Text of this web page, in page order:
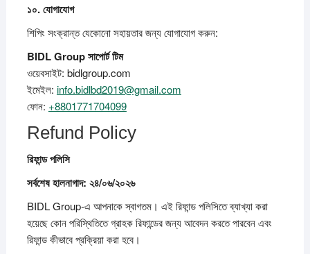
১০.যোগাযোগ
শিপিং সংক্রান্ত যেকোনো সহায়তার জন্য যোগাযোগ করুন:
BIDL Groupসাপোর্টটিম
ওয়েবসাইট: bidlgroup.com
ইমেইল: info.bidlbd2019@gmail.com
ফোন: +8801771704099
Refund Policy
রিফান্ডপলিসি
সর্বশেষহালনাগাদ: ২৪/০৬/২০২৬
BIDL Group-এ আপনাকে স্বাগতম। এই রিফান্ড পলিসিতে ব্যাখ্যা করা
হয়েছে কোন পরিস্থিতিতে গ্রাহক রিফান্ডের জন্য আবেদন করতে পারবেন এবং
রিফান্ড কীভাবে প্রক্রিয়া করা হবে।